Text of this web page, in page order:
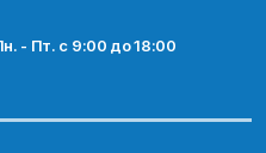
- Пт. с 9:00 до 18:00